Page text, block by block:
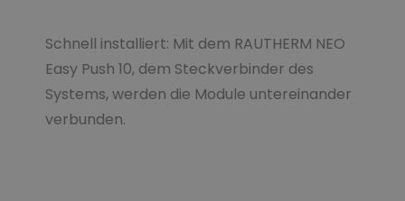
Schnell installiert: Mit dem RAUTHERM NEO
Easy Push 10, dem Steckverbinder des
Systems, werden die Module untereinander
verbunden.